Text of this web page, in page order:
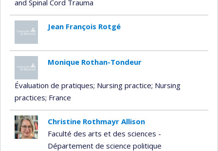
and Spinal Cord Trauma
Jean François Rotgé
Monique Rothan-Tondeur
Évaluation de pratiques; Nursing practice; Nursing
practices; France
Christine Rothmayr Allison
Faculté des arts et des sciences -
Département de science politique